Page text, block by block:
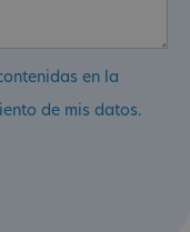
en la
de mis datos.